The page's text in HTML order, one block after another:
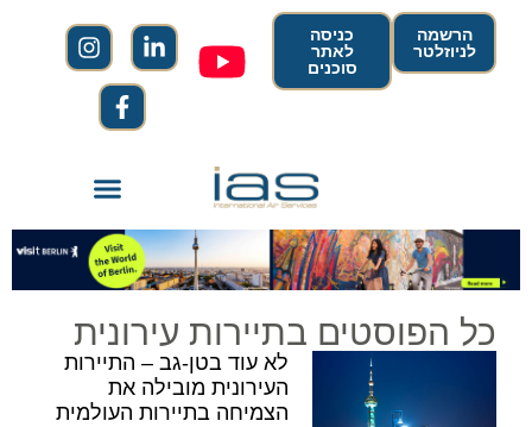
הרשמה
לניוזלטר
כניסה
לאתר
סוכנים
כל הפוסטים בתיירות עירונית
לא עוד בטן-גב – התיירות
העירונית מובילה את
הצמיחה בתיירות העולמית